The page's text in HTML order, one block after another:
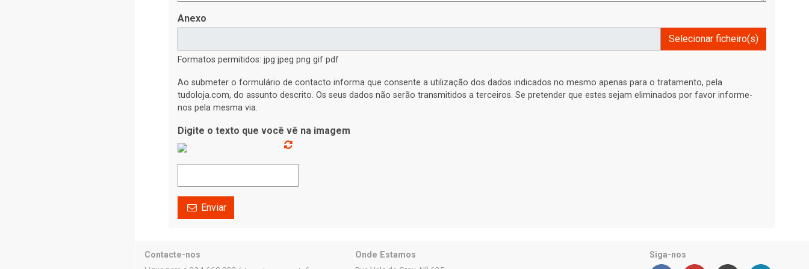
Anexo
Selecionar ficheiro(s)
Formatos permitidos: jpg jpeg png gif pdf
Ao submeter o formulário de contacto informa que consente a utilização dos dados indicados no mesmo apenas para o tratamento, pela
tudoloja.com, do assunto descrito. Os seus dados não serão transmitidos a terceiros. Se pretender que estes sejam eliminados por favor informe-
nos pela mesma via.
Digite o texto que você vê na imagem
Enviar
Contacte-nos Onde Estamos Siga-nos